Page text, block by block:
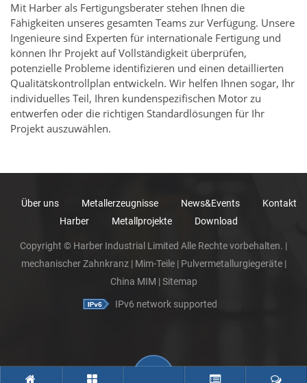
Mit Harber als Fertigungsberater stehen Ihnen die
Fähigkeiten unseres gesamten Teams zur Verfügung. Unsere
Ingenieure sind Experten für internationale Fertigung und
können Ihr Projekt auf Vollständigkeit überprüfen,
potenzielle Probleme identifizieren und einen detaillierten
Qualitätskontrollplan entwickeln. Wir helfen Ihnen sogar, Ihr
individuelles Teil, Ihren kundenspezifischen Motor zu
entwerfen oder die richtigen Standardlösungen für Ihr
Projekt auszuwählen.
Über uns Metallerzeugnisse News&Events
Kontakt
Harber
Metallprojekte Download
Copyright © Harber Industrial Limited Alle Rechte vorbehalten. |
mechanischer Zahnkranz |Mim-Teile |Pulvermetallurgiegeräte |
China MIM |Sitemap
IPv6 network supported
mechanischer Zahnkranz Pulvermetallurgiegeräte China